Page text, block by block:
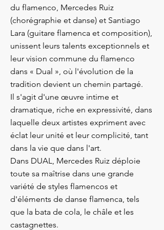
du flamenco, Mercedes Ruiz
(chorégraphie et danse) et Santiago
Lara (guitare flamenca et composition),
unissent leurs talents exceptionnels et
leur vision commune du flamenco
dans « Dual », où l'évolution de la
tradition devient un chemin partagé.
Il s'agit d'une œuvre intime et
dramatique, riche en expressivité, dans
laquelle deux artistes expriment avec
éclat leur unité et leur complicité, tant
dans la vie que dans l'art.
Dans DUAL, Mercedes Ruiz déploie
toute sa maîtrise dans une grande
variété de styles flamencos et
d'éléments de danse flamenca, tels
que la bata de cola, le châle et les
castagnettes.